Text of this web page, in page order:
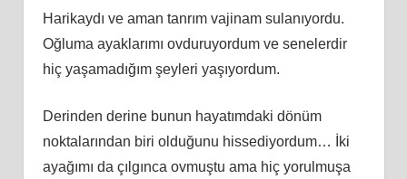
Harikaydı ve aman tanrım vajinam sulanıyordu.
Oğluma ayaklarımı ovduruyordum ve senelerdir
hiç yaşamadığım şeyleri yaşıyordum.
Derinden derine bunun hayatımdaki dönüm
noktalarından biri olduğunu hissediyordum… İki
ayağımı da çılgınca ovmuştu ama hiç yorulmuşa